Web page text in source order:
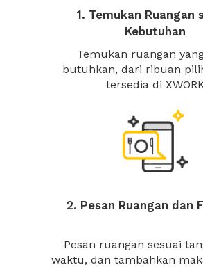
1. Temukan Ruangan
Kebutuhan
Temukan ruangan
butuhkan, dari ribuan
tersedia di
2. Pesan Ruangan dan
Pesan ruangan sesuai
waktu, dan tambahkan